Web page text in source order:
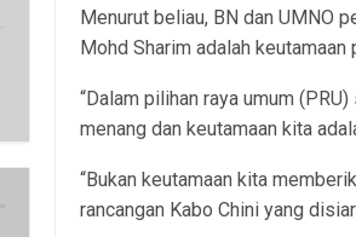
Menurut beliau, BN dan UMNO
Mohd Sharim adalah keutamaan
“Dalam pilihan raya umum
menang dan keutamaan kita
“Bukan keutamaan kita
rancangan Kabo Chini yang